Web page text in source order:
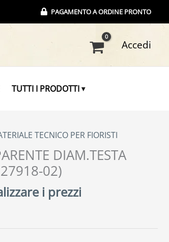
PAGAMENTO A ORDINE PRONTO
Accedi
TUTTI I PRODOTTI
TECNICO PER FIORISTI
DIAM.TESTA
02)
i prezzi